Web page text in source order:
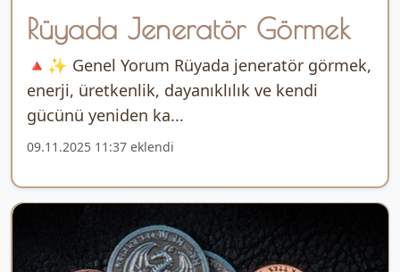
Rüyada Jeneratör Görmek
🔺✨ Genel Yorum Rüyada jeneratör görmek,
enerji, üretkenlik, dayanıklılık ve kendi
gücünü yeniden ka...
09.11.2025 11:37 eklendi